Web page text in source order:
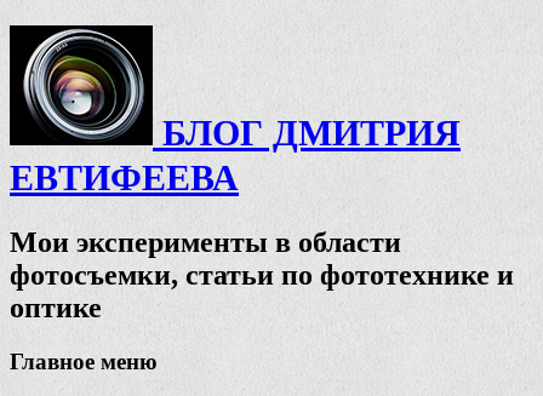
БЛОГ ДМИТРИЯ
ЕВТИФЕЕВА
Мои эксперименты в области
фотосъемки, статьи по фототехнике и
оптике
Главное меню